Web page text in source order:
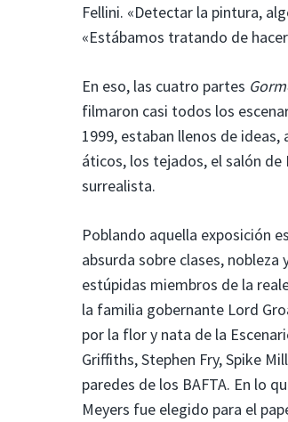
Fellini. «Detectar la pintura,
«Estábamos tratando de
En eso, las cuatro partes
filmaron casi todos los
1999, estaban llenos de
áticos, los tejados, el salón
surrealista.
Poblando aquella exposición
absurda sobre clases,
estúpidas miembros de la
la familia gobernante Lord
por la flor y nata de la
Griffiths, Stephen Fry, Spike
paredes de los BAFTA. En lo
Meyers fue elegido para el